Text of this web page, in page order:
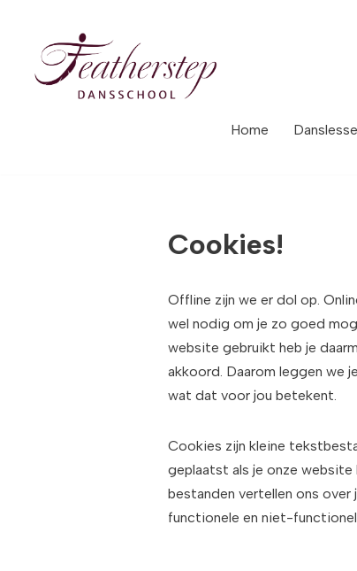
Meteen
naar
Home
Cookies!
Offline zijn we er dol op.
wel nodig om je zo goed
website gebruikt heb je
akkoord. Daarom leggen we
wat dat voor jou betekent.
Cookies zijn kleine
geplaatst als je onze
bestanden vertellen ons
functionele en niet-